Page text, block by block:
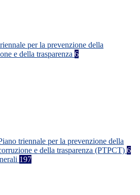
per la prevenzione della
e della trasparenza 6
triennale per la prevenzione della
e della trasparenza (PTPCT) 6
197